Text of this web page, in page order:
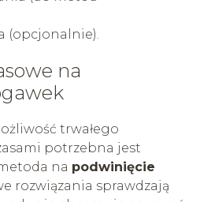
(opcjonalnie).
na
trwałego
potrzebna jest
na podwinięcie
rozwiązania sprawdzają